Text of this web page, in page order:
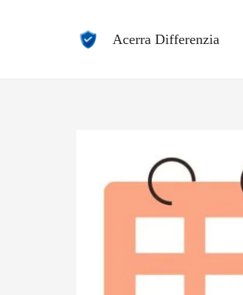
Acerra Differenzia